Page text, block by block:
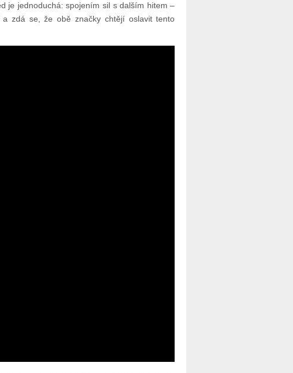
je jednoduchá: spojením sil s dalším hitem –
zdá se, že obě značky chtějí oslavit tento